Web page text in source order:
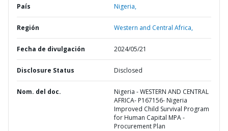
País Nigeria,
Región Western and Central Africa,
Fecha de divulgación 2024/05/21
Disclosure Status Disclosed
Nom. del doc.
Nigeria - WESTERN AND CENTRAL
AFRICA- P167156- Nigeria
Improved Child Survival Program
for Human Capital MPA -
Procurement Plan